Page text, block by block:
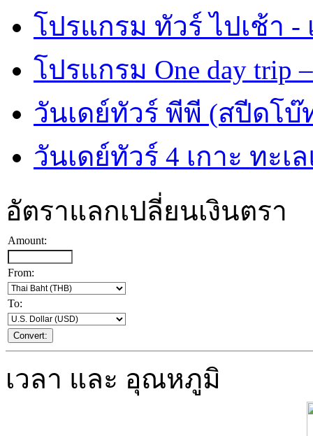
โปรแกรม ทัวร์ ไปเช้า -
โปรแกรม One day trip
วันเดย์ทัวร์ พีพี (สปีดโบ๊
วันเดย์ทัวร์ 4 เกาะ ทะ
อัตราแลกเปลี่ยนเงินตรา
Amount:
From:
To:
เวลา และ อุณหภูมิ